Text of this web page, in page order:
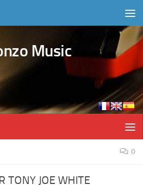
Music
0
TONY JOE WHITE